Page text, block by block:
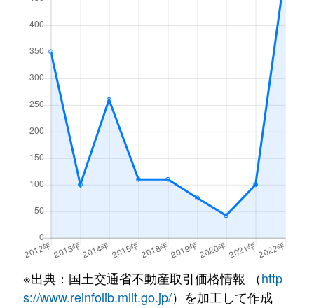
※出典：国土交通省不動産取引価格情報 （http
s://www.reinfolib.mlit.go.jp/）を加工して作成